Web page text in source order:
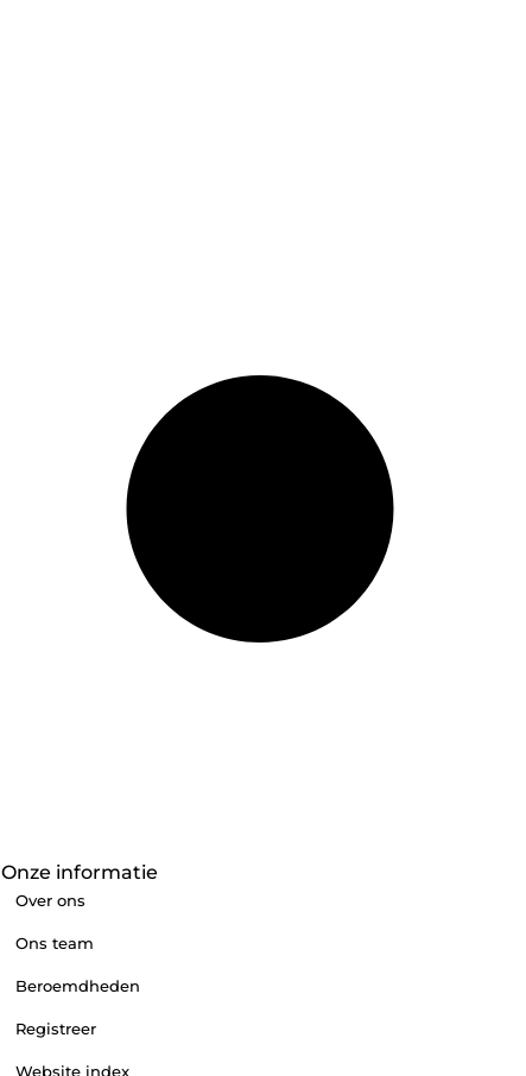
Onze informatie
Over ons
Ons team
Beroemdheden
Registreer
Website index